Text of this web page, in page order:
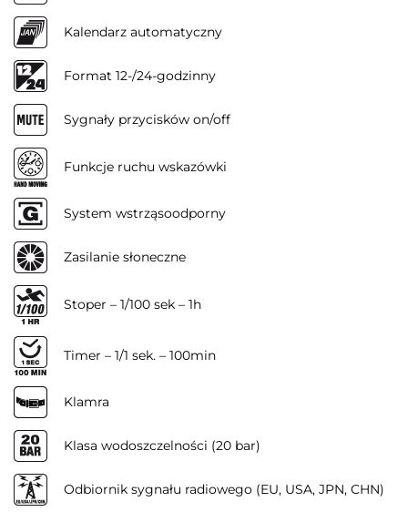
Kalendarz automatyczny
Format 12-/24-godzinny
Sygnały przycisków on/off
Funkcje ruchu wskazówki
System wstrząsoodporny
Zasilanie słoneczne
Stoper – 1/100 sek – 1h
Timer – 1/1 sek. – 100min
Klamra
Klasa wodoszczelności (20 bar)
Odbiornik sygnału radiowego (EU, USA, JPN, CHN)